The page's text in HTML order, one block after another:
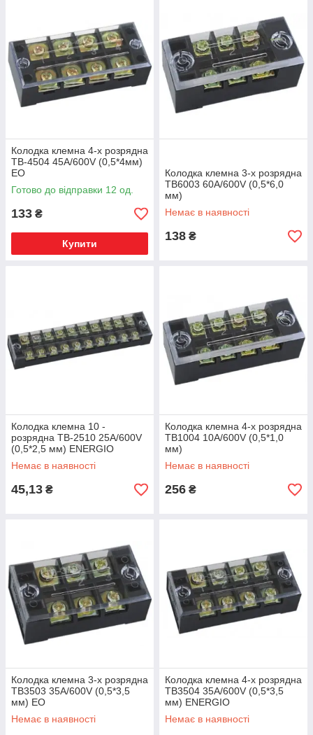
Колодка клемна 4-х розрядна
ТВ-4504 45А/600V (0,5*4мм)
ЕО
Готово до відправки 12 од.
133 ₴
Купити
Колодка клемна 3-х розрядна
ТВ6003 60А/600V (0,5*6,0
мм)
Немає в наявності
138 ₴
Колодка клемна 10 -
розрядна ТВ-2510 25А/600V
(0,5*2,5 мм) ENERGIO
Немає в наявності
45,13 ₴
Колодка клемна 4-х розрядна
ТВ1004 10А/600V (0,5*1,0
мм)
Немає в наявності
256 ₴
Колодка клемна 3-х розрядна
ТВ3503 35А/600V (0,5*3,5
мм) EO
Немає в наявності
Колодка клемна 4-х розрядна
ТВ3504 35А/600V (0,5*3,5
мм) ENERGIO
Немає в наявності